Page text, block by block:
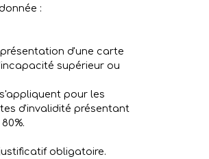
:
d'une carte
supérieur ou
pour les
d'invalidité présentant
obligatoire.